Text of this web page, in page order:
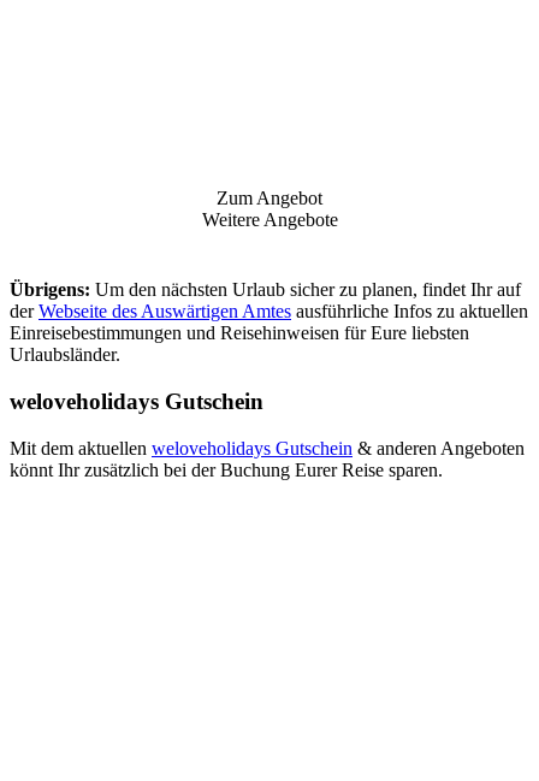
Zum Angebot
Weitere Angebote
Übrigens: Um den nächsten Urlaub sicher zu planen, findet Ihr auf
derWebseite des Auswärtigen Amtes ausführliche Infos zu aktuellen
Einreisebestimmungen und Reisehinweisen für Eure liebsten
Urlaubsländer.
weloveholidays Gutschein
Mit dem aktuellen weloveholidays Gutschein & anderen Angeboten
könnt Ihr zusätzlich bei der Buchung Eurer Reise sparen.